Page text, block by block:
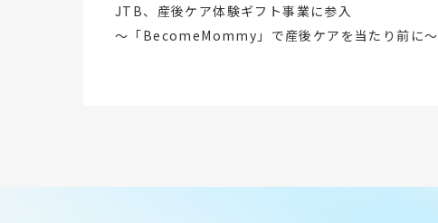
JTB、産後ケア体験ギフト事業に参入
～「BecomeMommy」で産後ケアを当たり前に～